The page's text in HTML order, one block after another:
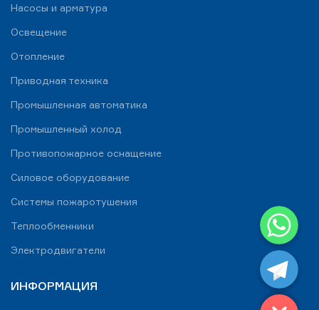
Насосы и арматура
Освещение
Отопление
Приводная техника
Промышленная автоматика
Промышленный холод
Противопожарное оснащение
Силовое оборудование
Системы пожаротушения
Теплообменники
Электродвигатели
ИНФОРМАЦИЯ
WhatsApp
Telegram